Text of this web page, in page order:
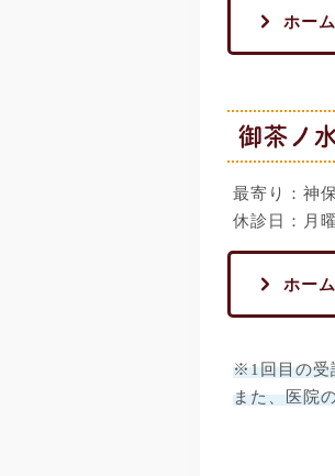
ホー
御茶ノ
最寄り：神
休診日：月
ホー
※1回目の受
また、医院